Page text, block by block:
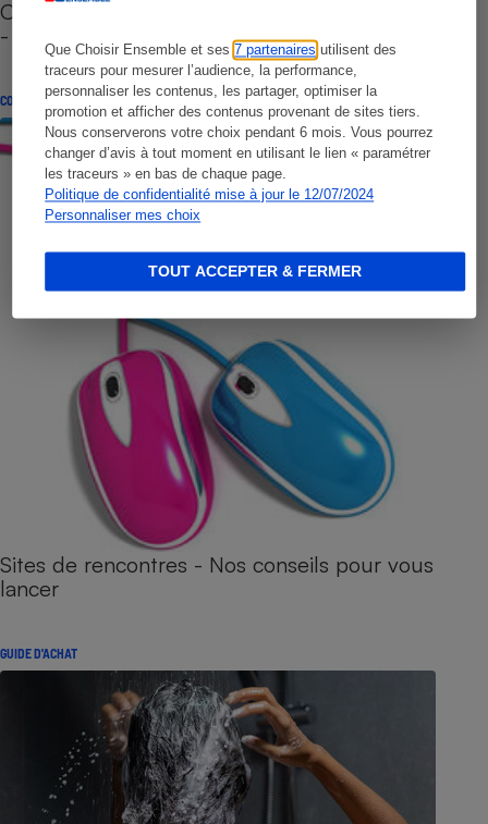
Que Choisir Ensemble et ses7 partenaires utilisent des
traceurs pour mesurer l’audience, la performance,
personnaliser les contenus, les partager, optimiser la
promotion et afficher des contenus provenant de sites tiers.
Nous conserverons votre choix pendant 6 mois. Vous pourrez
changer d’avis à tout moment en utilisant le lien « paramétrer
les traceurs » en bas de chaque page.
Politique de confidentialité mise à jour le 12/07/2024
Personnaliser mes choix
TOUT ACCEPTER & FERMER
Cafetière à capsules zéro déchet CoffeeB (vidéo)
- Premières impressions
CONSEILS
Sites de rencontres - Nos conseils pour vous
lancer
GUIDE D'ACHAT